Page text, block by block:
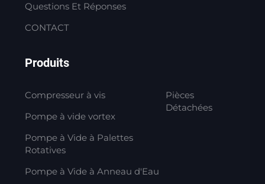
Questions Et Réponses
CONTACT
Produits
Compresseur à vis
Pompe à vide vortex
Pompe à Vide à Palettes
Rotatives
Pompe à Vide à Anneau d'Eau
Pièces
Détachées